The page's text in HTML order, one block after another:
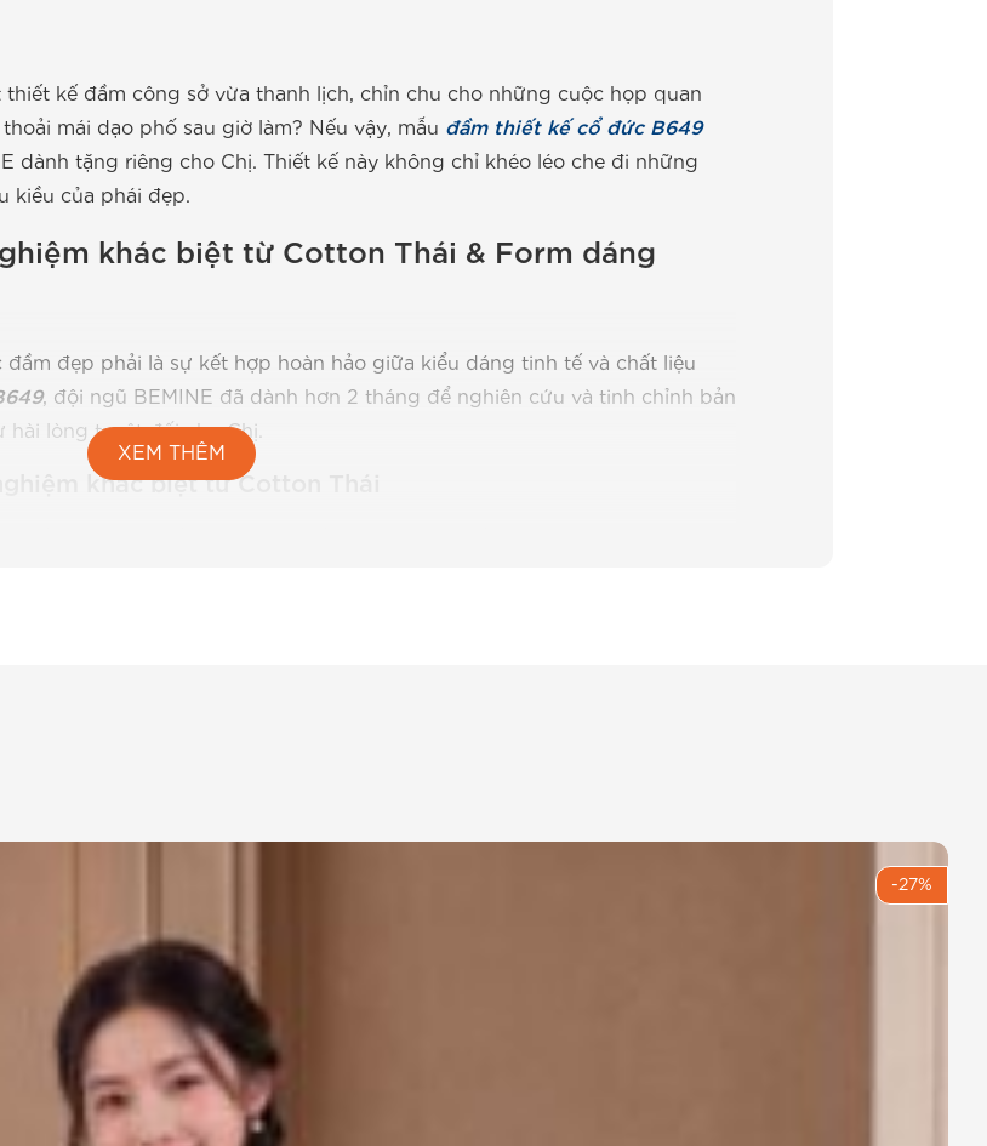
kế đầm công sở vừa thanh lịch, chỉn chu cho những cuộc họp quan
mái dạo phố sau giờ làm? Nếu vậy, mẫu đầm thiết kế cổ đức B649
dành tặng riêng cho Chị. Thiết kế này không chỉ khéo léo che đi những
kiều của phái đẹp.
khác biệt từ Cotton Thái & Form dáng
đẹp phải là sự kết hợp hoàn hảo giữa kiểu dáng tinh tế và chất liệu
, đội ngũ BEMINE đã dành hơn 2 tháng để nghiên cứu và tinh chỉnh bản
hài lòng tuyệt đối cho Chị.
khác biệt từ Cotton Thái
và tự tin suốt cả ngày dài.
treo thẳng chiếc
được form dáng chuyên nghiệp từ sáng đến chiều.
đẹp Á Đông
nằm ở những chi tiết nhỏ nhưng mang lại hiệu ứng thị giác mạnh mẽ,
XEM THÊM
-27%